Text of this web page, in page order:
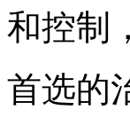
和控制
首选的